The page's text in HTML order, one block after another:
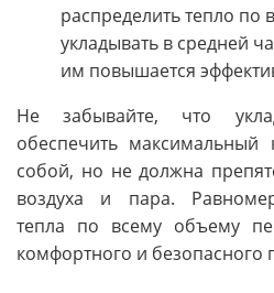
распределить тепло по
укладывать в средней
им повышается
Не забывайте, что
обеспечить максимальный
собой, но не должна
воздуха и пара.
тепла по всему объему
комфортного и безопасного